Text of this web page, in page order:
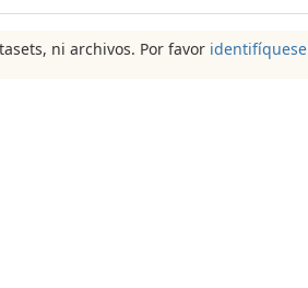
ni archivos. Por favor identifíquese